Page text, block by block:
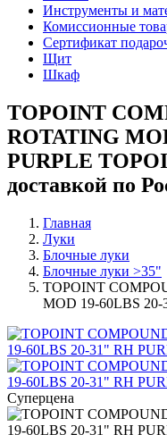
Инструменты и
Комиссионные
Сертификат
Щит
Шкаф
TOPOINT
ROTATING
PURPLE
доставкой по
Главная
Луки
Блочные луки
Блочные луки >35"
TOPOINT
MOD 19-60LBS
Суперцена